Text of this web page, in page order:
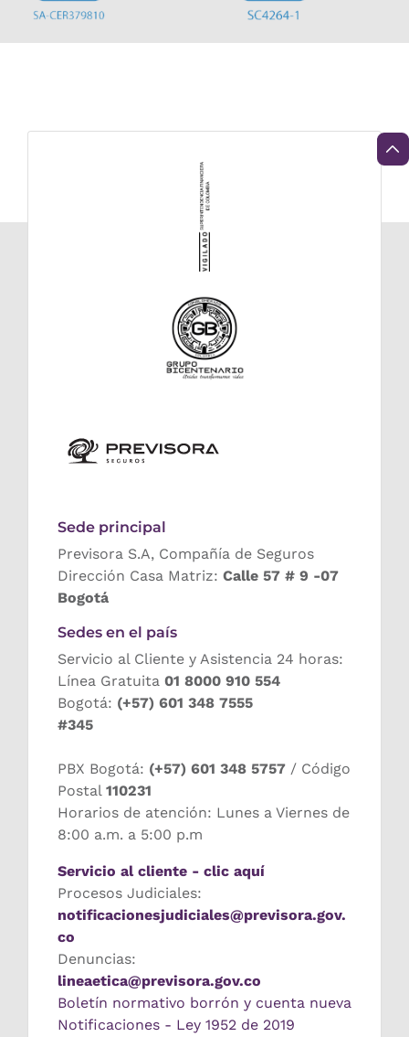
Sede principal
Previsora S.A, Compañía de Seguros
Dirección Casa Matriz: Calle 57 # 9 -07
Bogotá
Sedes en el país
Servicio al Cliente y Asistencia 24 horas:
Línea Gratuita 01 8000 910 554
Bogotá: (+57) 601 348 7555
#345
PBX Bogotá: (+57) 601 348 5757 / Código
Postal 110231
Horarios de atención: Lunes a Viernes de
8:00 a.m. a 5:00 p.m
Servicio al cliente - clic aquí
Procesos Judiciales:
notificacionesjudiciales@previsora.gov.
co
Denuncias:
lineaetica@previsora.gov.co
Boletín normativo borrón y cuenta nueva
Notificaciones - Ley 1952 de 2019